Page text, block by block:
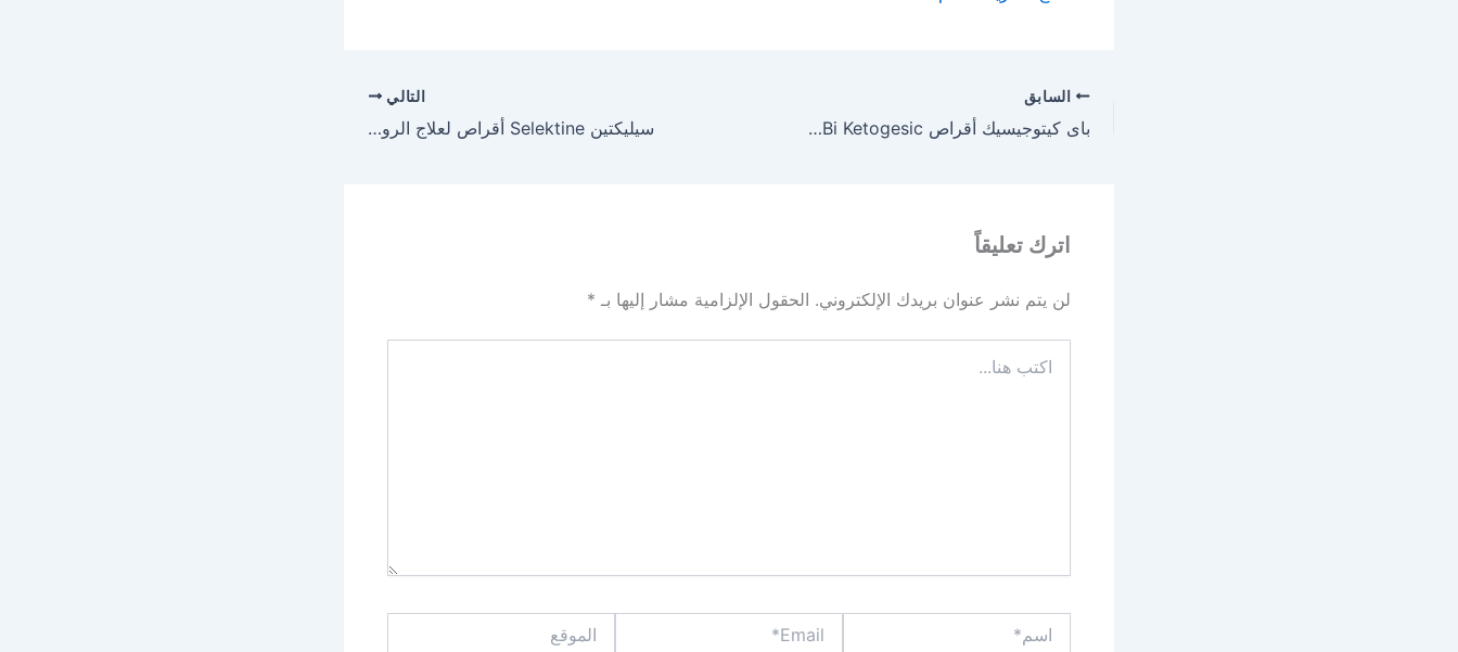
السابق
باى كيتوجيسيك أقراص Bi Ketogesic مضاد للالتهابات ومسكن للآلم
التالي
سيليكتين Selektine أقراص لعلاج الروماتيزم والآثار الجانبية للعقار
اترك تعليقاً
لن يتم نشر عنوان بريدك الإلكتروني. الحقول الإلزامية مشار إليها بـ *
هنا...